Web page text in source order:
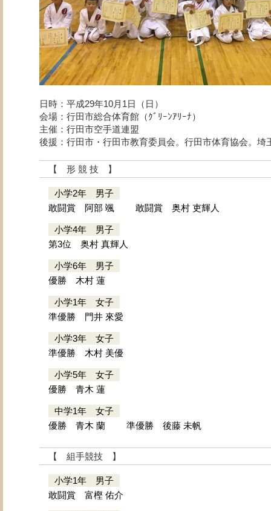
日時：平成29年10月1日（日）
会場：行田市総合体育館（ｸﾞﾘｰﾝｱﾘｰﾅ）
主催：行田市空手道連盟
後援：行田市・行田市教育委員会。行田市体育協会。埼
【 形 競 技 】
小学2年 男子
敢闘賞 阿部 颯
敢闘賞 奥村 吏輝人
小学4年 男子
第3位 奥村 真輝人
小学6年 男子
優勝 木村 蓮
小学1年 女子
準優勝 門井 來愛
小学3年 女子
準優勝 木村 美優
小学5年 女子
優勝 青木 蓮
中学1年 女子
優勝 青木 蘭
準優勝 後藤 未帆
【 組手競技 】
小学1年 男子
敢闘賞 富樫 佑介